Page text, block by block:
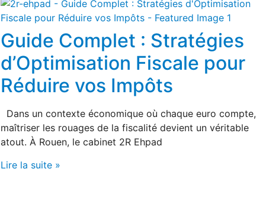
Guide Complet : Stratégies
d’Optimisation Fiscale pour
Réduire vos Impôts
Dans un contexte économique où chaque euro compte,
maîtriser les rouages de la fiscalité devient un véritable
atout. À Rouen, le cabinet 2R Ehpad
Lire la suite »